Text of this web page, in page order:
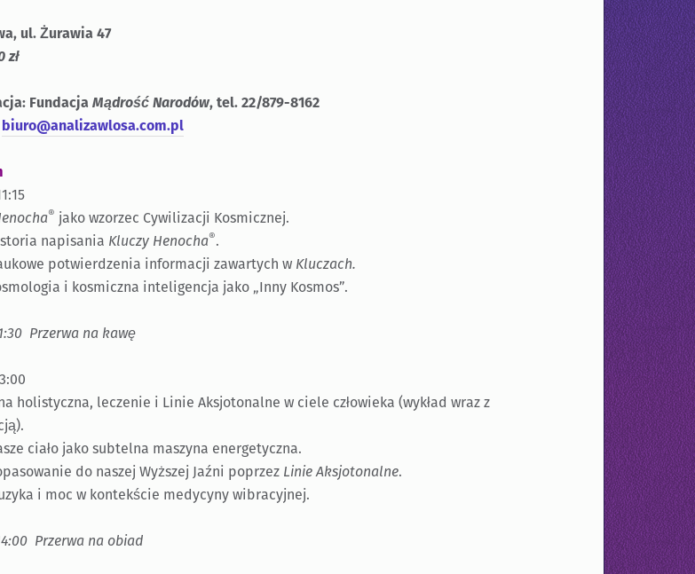
ul. Żurawia 47
zł
FundacjaMądrość Narodów, tel. 22/879-8162
biuro@analizawlosa.com.pl
® jako wzorzec Cywilizacji Kosmicznej.
napisania Kluczy Henocha®.
potwierdzenia informacji zawartych w Kluczach.
i kosmiczna inteligencja jako „Inny Kosmos”.
Przerwa na kawę
holistyczna, leczenie i Linie Aksjotonalne w ciele człowieka (wykład wraz z
ciało jako subtelna maszyna energetyczna.
do naszej Wyższej Jaźni poprzez Linie Aksjotonalne.
i moc w kontekście medycyny wibracyjnej.
Przerwa na obiad